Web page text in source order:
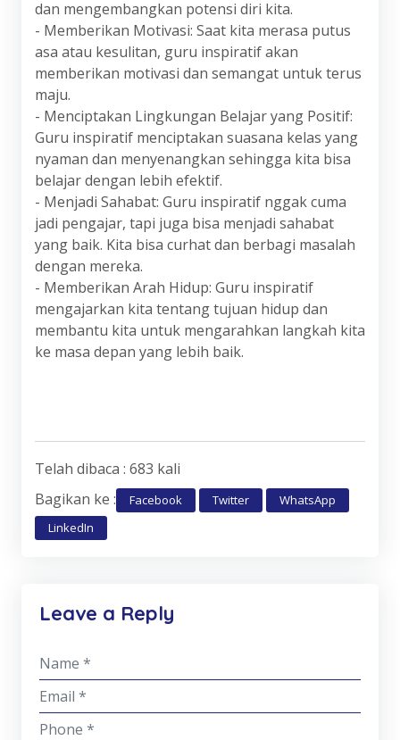
dan mengembangkan potensi diri kita.
- Memberikan Motivasi: Saat kita merasa putus
asa atau kesulitan, guru inspiratif akan
memberikan motivasi dan semangat untuk terus
maju.
- Menciptakan Lingkungan Belajar yang Positif:
Guru inspiratif menciptakan suasana kelas yang
nyaman dan menyenangkan sehingga kita bisa
belajar dengan lebih efektif.
- Menjadi Sahabat: Guru inspiratif nggak cuma
jadi pengajar, tapi juga bisa menjadi sahabat
yang baik. Kita bisa curhat dan berbagi masalah
dengan mereka.
- Memberikan Arah Hidup: Guru inspiratif
mengajarkan kita tentang tujuan hidup dan
membantu kita untuk mengarahkan langkah kita
ke masa depan yang lebih baik.
Telah dibaca : 683 kali
Bagikan ke :
Facebook Twitter
WhatsApp
LinkedIn
Leave a Reply